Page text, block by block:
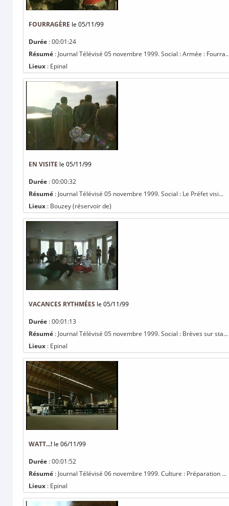
FOURRAGÈRE le 05/11/99
Durée : 00:01:24
Résumé : Journal Télévisé 05 novembre 1999. Social : Armée :
Lieux : Epinal
EN VISITE le 05/11/99
Durée : 00:00:32
Résumé : Journal Télévisé 05 novembre 1999. Social : Le Préfet visi...
Lieux : Bouzey (réservoir de)
VACANCES RYTHMÉES le 05/11/99
Durée : 00:01:13
Résumé : Journal Télévisé 05 novembre 1999. Social : Brèves sur sta...
Lieux : Epinal
WATT...! le 06/11/99
Durée : 00:01:52
Résumé : Journal Télévisé 06 novembre 1999. Culture : Préparation ...
Lieux : Epinal